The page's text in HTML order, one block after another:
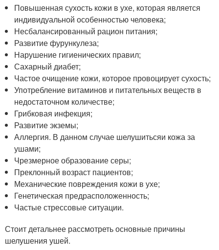
Повышенная сухость кожи в ухе, которая является
индивидуальной особенностью человека;
Несбалансированный рацион питания;
Развитие фурункулеза;
Нарушение гигиенических правил;
Сахарный диабет;
Частое очищение кожи, которое провоцирует сухость;
Употребление витаминов и питательных веществ в
недостаточном количестве;
Грибковая инфекция;
Развитие экземы;
Аллергия. В данном случае шелушитьсяи кожа за
ушами;
Чрезмерное образование серы;
Преклонный возраст пациентов;
Механические повреждения кожи в ухе;
Генетическая предрасположенность;
Частые стрессовые ситуации.
Стоит детальнее рассмотреть основные причины
шелушения ушей.